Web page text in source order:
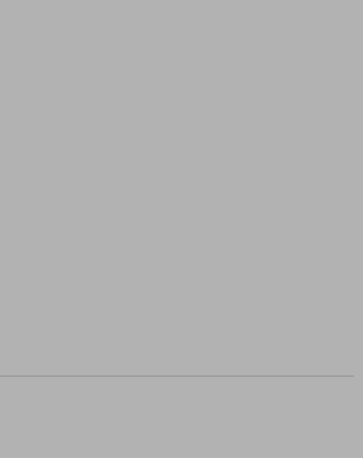
μπορεί να χρησιμοποιηθούν από τους ανωτέρω
λειτουργούν αναγνωρίζοντας με μοναδικό τρόπο
μας σε διαφορετικούς ιστότοπους.
να βελτιώσουμε την απόδοσή του. Μας βοηθούν
του. Οι πληροφορίες που συλλέγονται από αυτά
πότε έχετε επισκεφθεί την τοποθεσία μας.
λειτουργούν.